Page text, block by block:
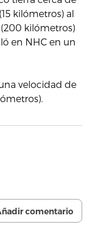
kilómetros) al
(200 kilómetros)
en NHC en un
velocidad de
comentario